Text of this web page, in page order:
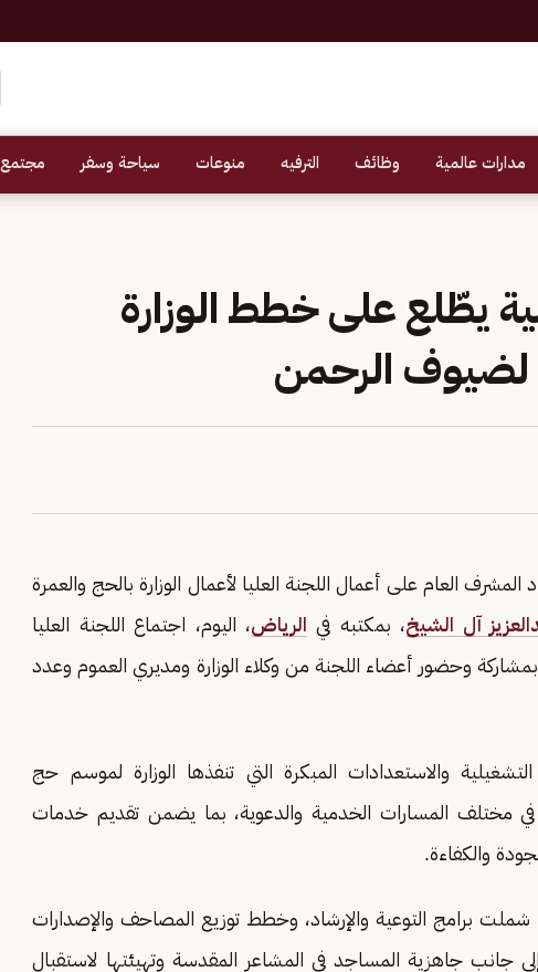
مدارات عالمية وظائف الترفيه منوعات سياحة وسفر مجتمع
يطّلع على خطط الوزارة
لضيوف الرحمن
العام على أعمال اللجنة العليا لأعمال الوزارة بالحج والعمرة
آل الشيخ، بمكتبه في الرياض، اليوم، اجتماع اللجنة العليا
بمشاركة وحضور أعضاء اللجنة من وكلاء الوزارة ومديري العموم وعدد
والاستعدادات المبكرة التي تنفذها الوزارة لموسم حج
في مختلف المسارات الخدمية والدعوية، بما يضمن تقديم خدمات
والكفاءة.
شملت برامج التوعية والإرشاد، وخطط توزيع المصاحف والإصدارات
إلى جانب جاهزية المساجد في المشاعر المقدسة وتهيئتها لاستقبال